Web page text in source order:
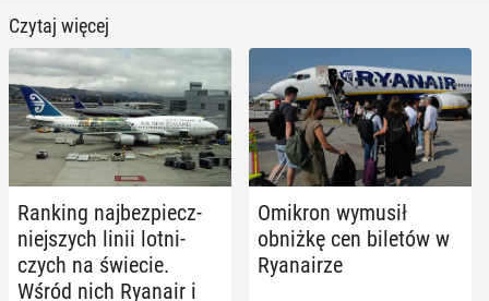
Czytaj więcej
Ranking naj­bez­piecz­
niej­szych linii lot­ni­
czych na świecie.
Wśród nich Ryanair i
Omikron wymusił
obniżkę cen biletów w
Ry­ana­irze